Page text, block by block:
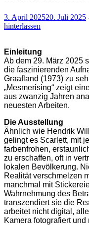
3. April 202520. Juli 2025
hinterlassen
Einleitung
Ab dem 29. März 2025
die faszinierenden
Graafland (1973) zu
„Mesmerising“ zeigt
aus zwanzig Jahren
neuesten Arbeiten.
Die Ausstellung
Ähnlich wie Hendrik
gelingt es Scarlett, mit
farbenfrohen,
zu erschaffen, oft in
lokalen Bevölkerung.
Realität verschmelzen
manchmal mit
Wahrnehmung des
transzendiert sie die
arbeitet nicht digital,
Kamera fotografiert